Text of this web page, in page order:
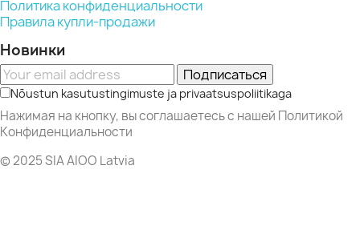
Политика конфиденциальности
Правила купли-продажи
Новинки
Подписаться
Nõustun kasutustingimuste ja privaatsuspoliitikaga
Нажимая на кнопку, вы соглашаетесь с нашей Политикой
Конфиденциальности
© 2025 SIA AIOO Latvia